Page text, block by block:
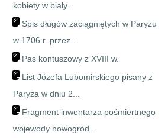
kobiety w biały...
Spis długów zaciągniętych w Paryżu
w 1706 r. przez...
Pas kontuszowy z XVIII w.
List Józefa Lubomirskiego pisany z
Paryża w dniu 2...
Fragment inwentarza pośmiertnego
wojewody nowogród...